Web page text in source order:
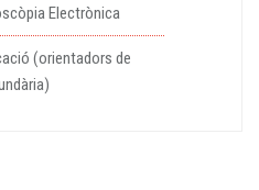
Electrònica
(orientadors de